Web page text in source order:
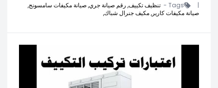
|
Tags - تنظيف تكييف, رقم صيانة جري,صيانة مكيفات سامسونج,
صيانة مكيفات كارير,مكيف جنرال شباك,